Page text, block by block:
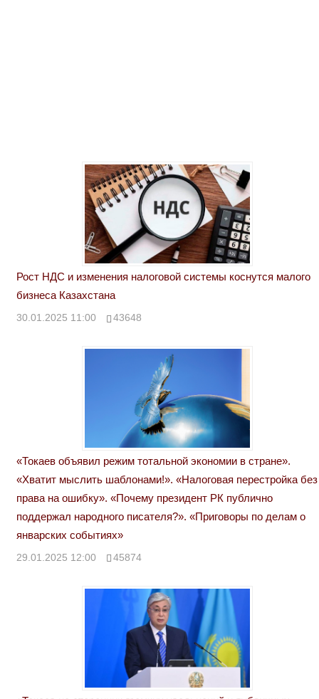
Рост НДС и изменения налоговой системы коснутся малого
бизнеса Казахстана
30.01.2025 11:00 43648
«Токаев объявил режим тотальной экономии в стране».
«Хватит мыслить шаблонами!». «Налоговая перестройка без
права на ошибку». «Почему президент РК публично
поддержал народного писателя?». «Приговоры по делам о
январских событиях»
29.01.2025 12:00 45874